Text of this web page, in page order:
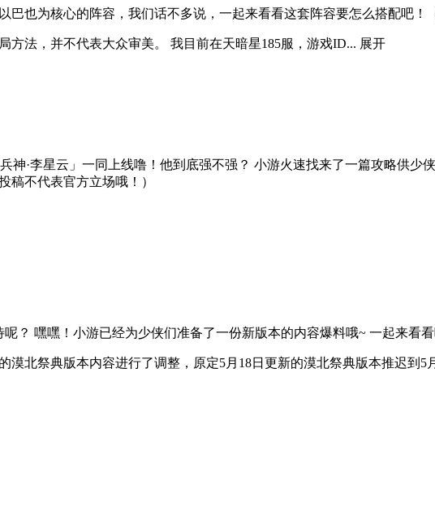
也为核心的阵容，我们话不多说，一起来看看这套阵容要怎么搭配吧！
法，并不代表大众审美。 我目前在天暗星185服，游戏ID... 展开
神·李星云」一同上线噜！他到底强不强？ 小游火速找来了一篇攻略供
稿不代表官方立场哦！）
？ 嘿嘿！小游已经为少侠们准备了一份新版本的内容爆料哦~ 一起来看看
北祭典版本内容进行了调整，原定5月18日更新的漠北祭典版本推迟到5